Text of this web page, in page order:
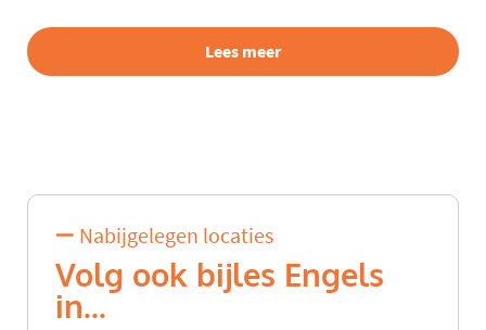
Lees meer
Nabijgelegen locaties
Volg ook bijles Engels
in...